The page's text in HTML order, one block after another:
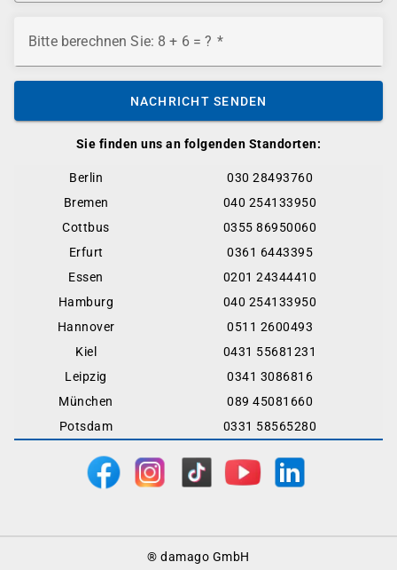
Sie finden uns an folgenden Standorten:
Berlin
030 28493760
Bremen
040 254133950
Cottbus
0355 86950060
Erfurt
0361 6443395
Essen
0201 24344410
Hamburg
040 254133950
Hannover
0511 2600493
Kiel
0431 55681231
Leipzig
0341 3086816
München
089 45081660
Potsdam
0331 58565280
Bitte berechnen Sie: 8 + 6 = ?
NACHRICHT SENDEN
® damago GmbH